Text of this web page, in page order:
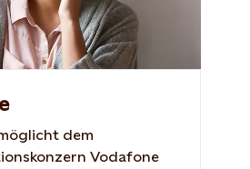
dem
Vodafone